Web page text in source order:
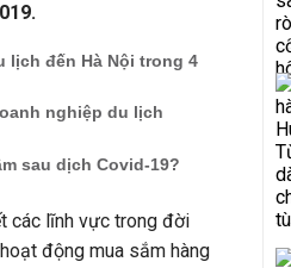
đến Hà Nội trong 4
nghiệp du lịch
sau dịch Covid-19?
các lĩnh vực trong đời
động mua sắm hàng